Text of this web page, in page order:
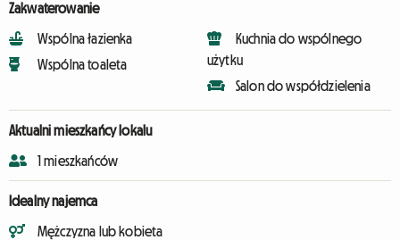
Zakwaterowanie
Wspólna łazienka
Wspólna toaleta
Kuchnia do wspólnego
użytku
Salon do współdzielenia
Aktualni mieszkańcy lokalu
1 mieszkańców
Idealny najemca
Mężczyzna lub kobieta